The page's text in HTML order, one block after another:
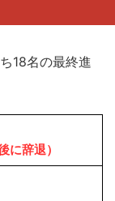
18名の最終進
に辞退）